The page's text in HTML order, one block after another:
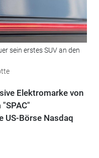
sein erstes SUV an den
Elektromarke von
US-Börse Nasdaq